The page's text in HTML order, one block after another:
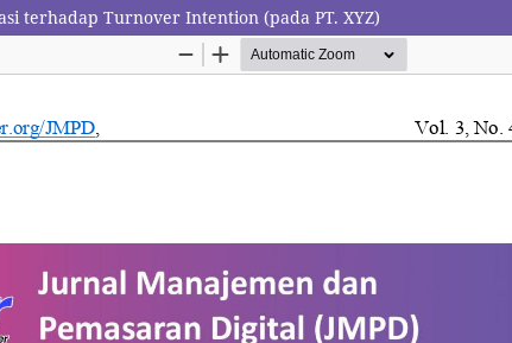
terhadap Turnover Intention (pada PT. XYZ)